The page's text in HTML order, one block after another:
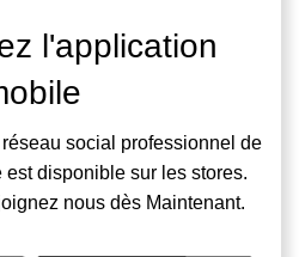
l'application
social professionnel de
est disponible sur les stores.
nous dès Maintenant.